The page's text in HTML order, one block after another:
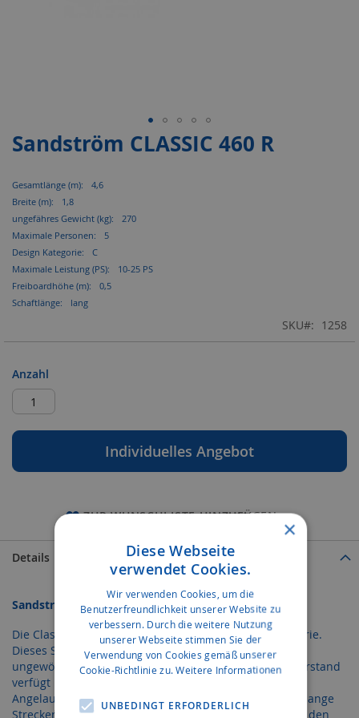
Sandström CLASSIC 460 R
Mehr
Informationen
4,6
1,8
270
5
C
10-25 PS
0,5
lang
SKU 1258
Anzahl
Individuelles Angebot
ZUR WUNSCHLISTE HINZUFÜGEN
Zum
Anfang
Bildergalerie
springen
Details
Sandström Classic 460 R
Die Classic 460 R ist das kleinste Modell der Classic-Serie.
Dieses Sandström Boot ist dank dem breiten Rumpf
ungewöhnlich kippstabil. Die Classic 460 R ohne Steuerstand
verfügt über ein geräumiges Platzangebot für
Angelausrüstung oder anderes Zubehör. Möchten Sie lange
Strecken gerne bequemer zurücklegen, empfehlen wir den
×
Diese Webseite
verwendet Cookies.
Wir verwenden Cookies, um die
Benutzerfreundlichkeit unserer Website zu
verbessern. Durch die weitere Nutzung
unserer Webseite stimmen Sie der
Verwendung von Cookies gemäß unserer
Cookie-Richtlinie zu.Weitere Informationen
UNBEDINGT ERFORDERLICH